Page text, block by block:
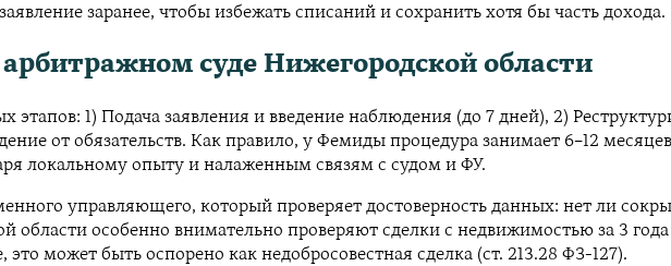
заранее, чтобы избежать списаний и сохранить хотя бы часть дохода.
суде Нижегородской области
этапов: 1) Подача заявления и введение наблюдения (до 7 дней), 2)
от обязательств. Как правило, у Фемиды процедура занимает 6–12
локальному опыту и налаженным связям с судом и ФУ.
управляющего, который проверяет достоверность данных: нет ли
области особенно внимательно проверяют сделки с недвижимостью за 3
может быть оспорено как недобросовестная сделка (ст. 213.28 ФЗ-127).